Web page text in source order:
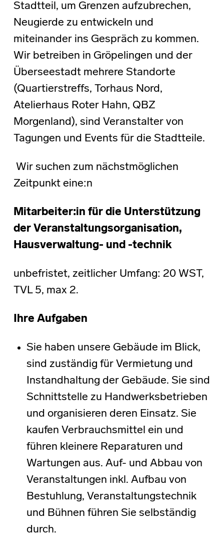
Stadtteil, um Grenzen aufzubrechen,
Neugierde zu entwickeln und
miteinander ins Gespräch zu kommen.
Wir betreiben in Gröpelingen und der
Überseestadt mehrere Standorte
(Quartierstreffs, Torhaus Nord,
Atelierhaus Roter Hahn, QBZ
Morgenland), sind Veranstalter von
Tagungen und Events für die Stadtteile.
Wir suchen zum nächstmöglichen
Zeitpunkt eine:n
Mitarbeiter:in für die Unterstützung
der Veranstaltungsorganisation,
Hausverwaltung- und -technik
unbefristet, zeitlicher Umfang: 20 WST,
TVL 5, max 2.
Ihre Aufgaben
Sie haben unsere Gebäude im Blick,
sind zuständig für Vermietung und
Instandhaltung der Gebäude. Sie sind
Schnittstelle zu Handwerksbetrieben
und organisieren deren Einsatz. Sie
kaufen Verbrauchsmittel ein und
führen kleinere Reparaturen und
Wartungen aus. Auf- und Abbau von
Veranstaltungen inkl. Aufbau von
Bestuhlung, Veranstaltungstechnik
und Bühnen führen Sie selbständig
durch.